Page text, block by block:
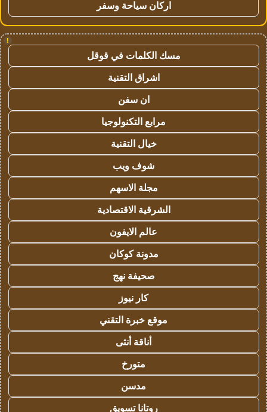
اركان سياحة وسفر
!
مسك الكلمات في قوقل
اشراق التقنية
ان سفن
مرابع التكنولوجيا
خيال التقنية
شوف ويب
مجلة الاسهم
الشرقية الاقتصادية
عالم الايفون
مدونة كوكان
صحيفة نهج
كار نيوز
موقع خبرة التقني
أناقة أنثى
متورخ
مدسن
روتانا تسويق